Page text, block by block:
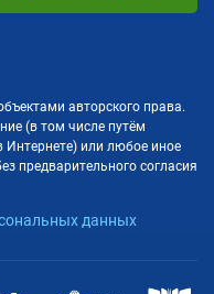
авторского права.
(в том числе путём
Интернете) или любое иное
предварительного согласия
данных